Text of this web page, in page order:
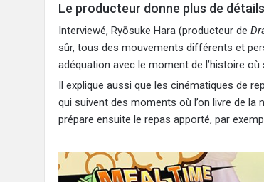
Le producteur donne plus de
Interviewé, Ryōsuke Hara (producteur de
sûr, tous des mouvements différents et
adéquation avec le moment de l’histoire où
Il explique aussi que les cinématiques de
qui suivent des moments où l’on livre de
prépare ensuite le repas apporté, par